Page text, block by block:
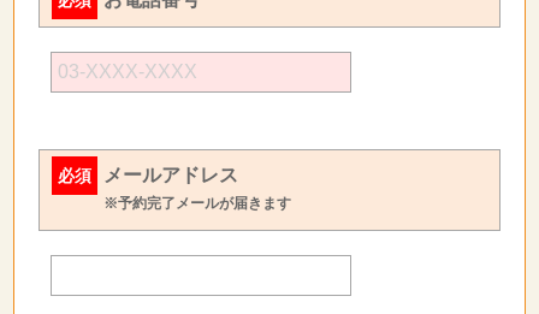
必須 メールアドレス
※予約完了メールが届きます